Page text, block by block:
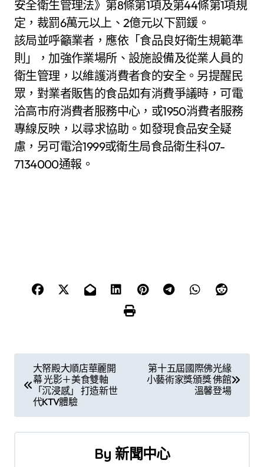
安全衛生管理法》第8條第1項及第44條第1項規
定，裁罰6萬元以上、2億元以下罰鍰。
該局並呼籲業者，應依「食品良好衛生規範準
則」，加強作業場所、設施設備及從業人員的
衛生管理，以維護消費者食的安全。另提醒民
眾，對業者販售的食品如有消費爭議時，可電
洽高市府消費者服務中心，或1950消費者服務
專線反映，以尋求協助。如發現食品安全疑
慮，另可電洽1999或衛生局食品衛生科07-
7134000通報。
章
導
覽
大帑殿大順店華麗開
幕 光影＋美食雙軸
「沉浸感」 打造新世
代KTV體驗
第十五屆國際佛光緣
小藝術家獎頒獎 佛館
溫馨登場
By 新聞中心